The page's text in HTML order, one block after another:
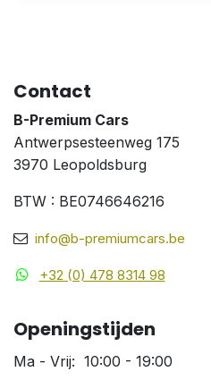
Contact
B-Premium Cars
Antwerpsesteenweg 175
3970 Leopoldsburg
BTW : BE0746646216
info@b-premiumcars.be
+32 (0) 478 8314 98
Openingstijden
Ma - Vrij: 10:00 - 19:00